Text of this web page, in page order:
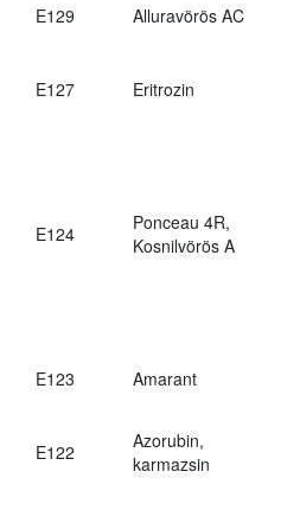
E129 Alluravörös AC
E127
Eritrozin
E124
Ponceau 4R,
Kosnilvörös A
E123
Amarant
E122
Azorubin,
karmazsin